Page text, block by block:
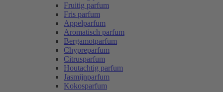
Fruitig parfum
Fris parfum
Appelparfum
Aromatisch parfum
Bergamotparfum
Chypreparfum
Citrusparfum
Houtachtig parfum
Jasmijnparfum
Kokosparfum